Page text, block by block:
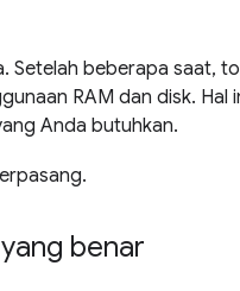
Setelah beberapa saat,
RAM dan disk. Hal
Anda butuhkan.
benar